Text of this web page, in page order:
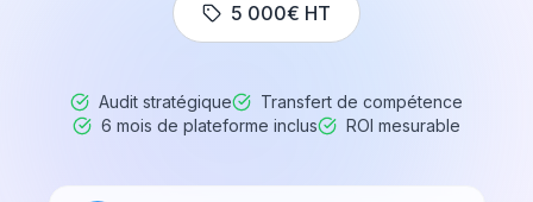
5 000€ HT
Audit stratégique
Transfert de compétence
6 mois de plateforme inclus
ROI mesurable